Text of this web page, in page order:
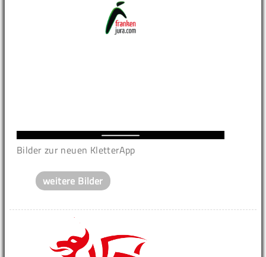
Bilder zur neuen KletterApp
weitere Bilder